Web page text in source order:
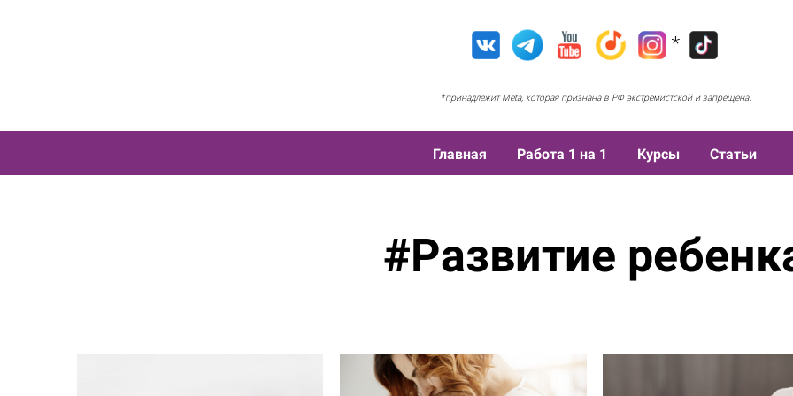
*
*принадлежит Meta, которая признана в РФ экстремистской и запрещена.
Главная Работа 1 на 1 Курсы Статьи
#Развитие